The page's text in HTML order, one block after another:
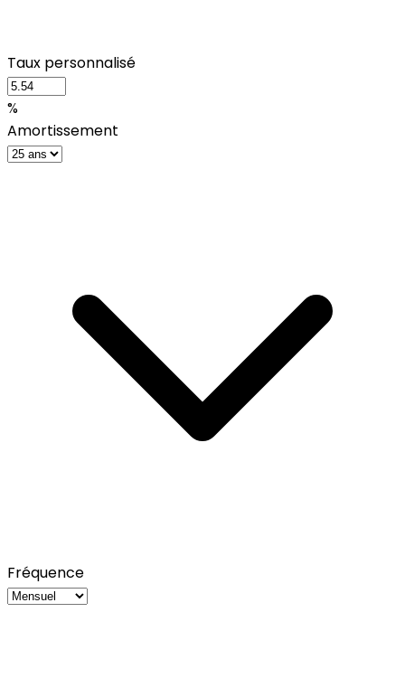
Taux personnalisé
%
Amortissement
Fréquence